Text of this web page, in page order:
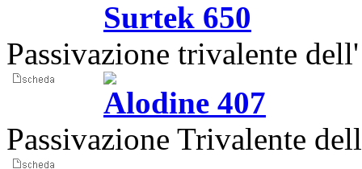
Surtek 650
Passivazione trivalente
Alodine 407
Passivazione Trivalente